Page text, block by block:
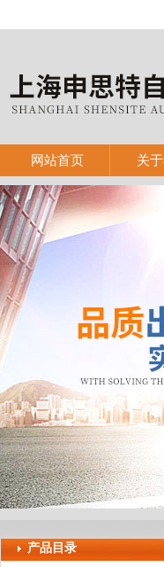
上海申思特自动
网站首页 关
产品目录